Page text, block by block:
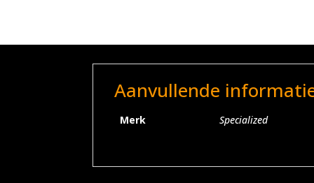
Aanvullende
Merk Specialized